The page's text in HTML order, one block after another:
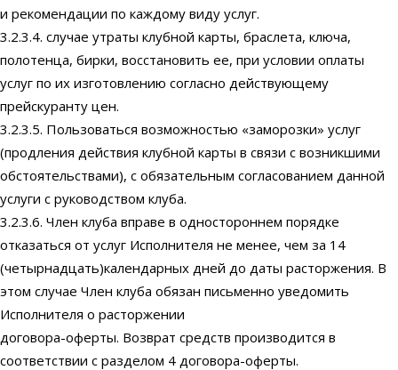
и рекомендации по каждому виду услуг.
3.2.3.4. случае утраты клубной карты, браслета, ключа,
полотенца, бирки, восстановить ее, при условии оплаты
услуг по их изготовлению согласно действующему
прейскуранту цен.
3.2.3.5. Пользоваться возможностью «заморозки» услуг
(продления действия клубной карты в связи с возникшими
обстоятельствами), с обязательным согласованием данной
услуги с руководством клуба.
3.2.3.6. Член клуба вправе в одностороннем порядке
отказаться от услуг Исполнителя не менее, чем за 14
(четырнадцать)календарных дней до даты расторжения. В
этом случае Член клуба обязан письменно уведомить
Исполнителя о расторжении
договора-оферты. Возврат средств производится в
соответствии с разделом 4 договора-оферты.